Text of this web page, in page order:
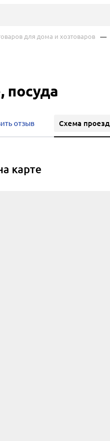
для дома и хозтоваров —
посуда
карте
отзыв Схема